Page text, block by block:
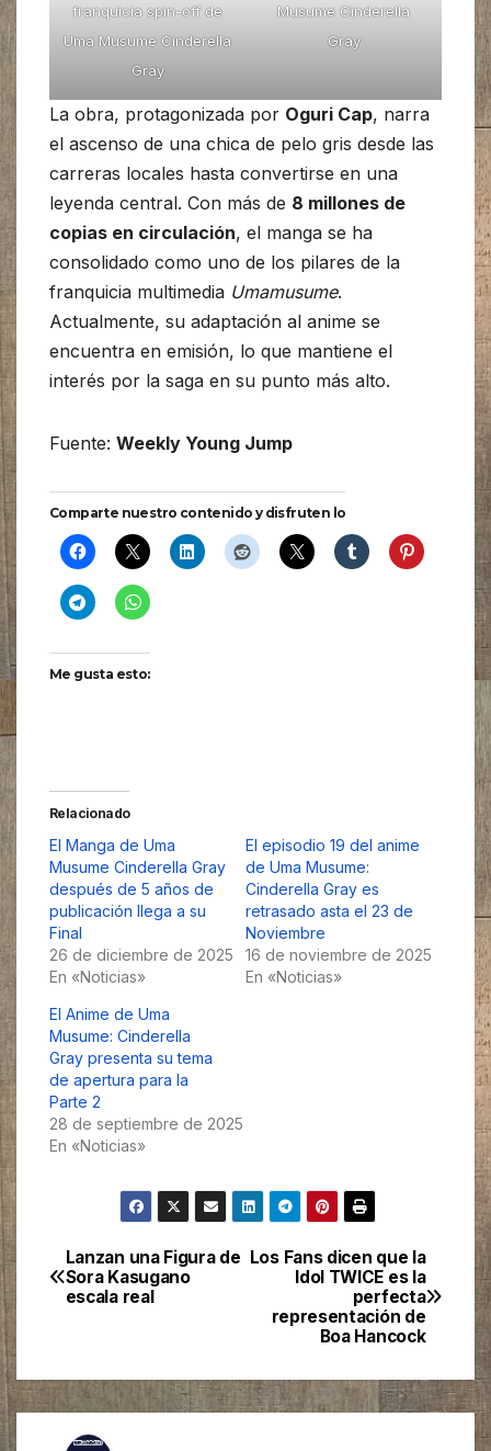
franquicia spin-off de
Uma Musume Cinderella
Gray
Musume Cinderella
Gray
La obra, protagonizada por Oguri Cap, narra
el ascenso de una chica de pelo gris desde las
carreras locales hasta convertirse en una
leyenda central. Con más de 8 millones de
copias en circulación, el manga se ha
consolidado como uno de los pilares de la
franquicia multimedia Umamusume.
Actualmente, su adaptación al anime se
encuentra en emisión, lo que mantiene el
interés por la saga en su punto más alto.
Fuente: Weekly Young Jump
Comparte nuestro contenido y disfruten lo
Me gusta esto:
Relacionado
El Manga de Uma
Musume Cinderella Gray
después de 5 años de
publicación llega a su
Final
26 de diciembre de 2025
En «Noticias»
El episodio 19 del anime
de Uma Musume:
Cinderella Gray es
retrasado asta el 23 de
Noviembre
16 de noviembre de 2025
En «Noticias»
El Anime de Uma
Musume: Cinderella
Gray presenta su tema
de apertura para la
Parte 2
28 de septiembre de 2025
En «Noticias»
Navegación
de
Los Fans dicen que la
Idol TWICE es la
perfecta
representación de
Boa Hancock
Lanzan una Figura de
Sora Kasugano
escala real